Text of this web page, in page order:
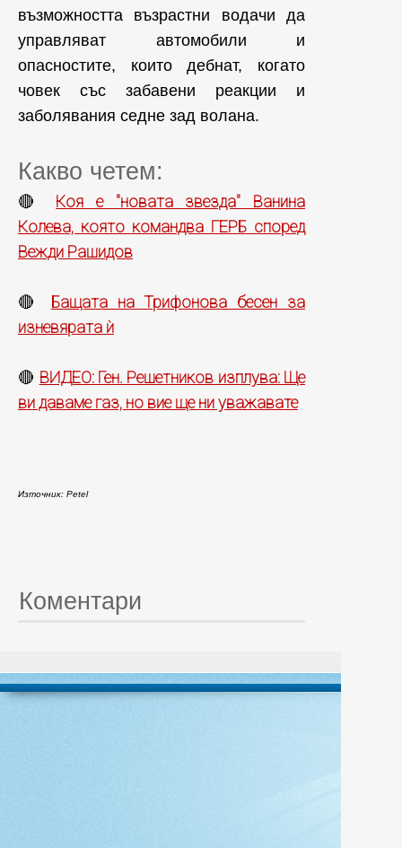
възможността възрастни водачи да
управляват автомобили и
опасностите, които дебнат, когато
човек със забавени реакции и
заболявания седне зад волана.
Какво четем:
🔴 Коя е "новата звезда" Ванина
Колева, която командва ГЕРБ според
Вежди Рашидов
🔴 Бащата на Трифонова бесен за
изневярата ѝ
🔴 ВИДЕО: Ген. Решетников изплува: Ще
ви даваме газ, но вие ще ни уважавате
Източник: Petel
Коментари